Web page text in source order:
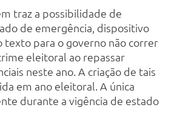
traz a possibilidade de
de emergência, dispositivo
texto para o governo não correr
eleitoral ao repassar
neste ano. A criação de tais
em ano eleitoral. A única
durante a vigência de estado